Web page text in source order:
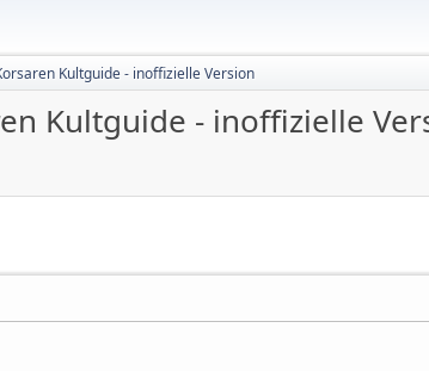
Kultguide - inoffizielle Version
Kultguide - inoffizielle